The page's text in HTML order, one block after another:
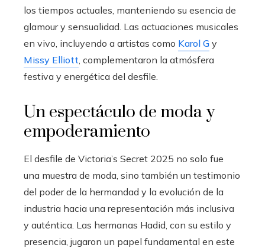
los tiempos actuales, manteniendo su esencia de
glamour y sensualidad. Las actuaciones musicales
en vivo, incluyendo a artistas como Karol G y
Missy Elliott , complementaron la atmósfera
festiva y energética del desfile.
Un espectáculo de moda y
empoderamiento
El desfile de Victoria’s Secret 2025 no solo fue
una muestra de moda, sino también un testimonio
del poder de la hermandad y la evolución de la
industria hacia una representación más inclusiva
y auténtica. Las hermanas Hadid, con su estilo y
presencia, jugaron un papel fundamental en este